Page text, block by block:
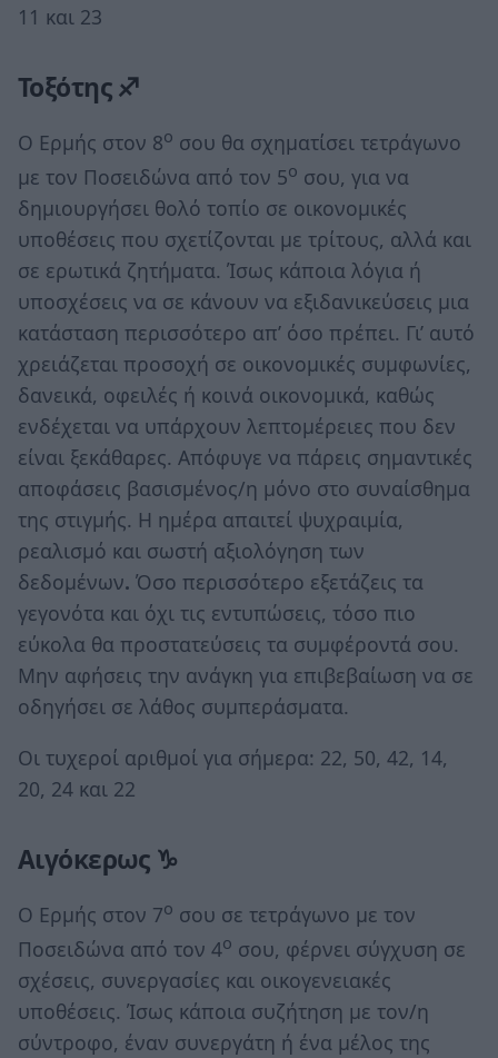
11 και 23
Τοξότης ♐
Ο Ερμής στον 8ο σου θα σχηματίσει τετράγωνο
με τον Ποσειδώνα από τον 5ο σου, για να
δημιουργήσει θολό τοπίο σε οικονομικές
υποθέσεις που σχετίζονται με τρίτους, αλλά και
σε ερωτικά ζητήματα. Ίσως κάποια λόγια ή
υποσχέσεις να σε κάνουν να εξιδανικεύσεις μια
κατάσταση περισσότερο απ’ όσο πρέπει. Γι’ αυτό
χρειάζεται προσοχή σε οικονομικές συμφωνίες,
δανεικά, οφειλές ή κοινά οικονομικά, καθώς
ενδέχεται να υπάρχουν λεπτομέρειες που δεν
είναι ξεκάθαρες. Απόφυγε να πάρεις σημαντικές
αποφάσεις βασισμένος/η μόνο στο συναίσθημα
της στιγμής. Η ημέρα απαιτεί ψυχραιμία,
ρεαλισμό και σωστή αξιολόγηση των
δεδομένων. Όσο περισσότερο εξετάζεις τα
γεγονότα και όχι τις εντυπώσεις, τόσο πιο
εύκολα θα προστατεύσεις τα συμφέροντά σου.
Μην αφήσεις την ανάγκη για επιβεβαίωση να σε
οδηγήσει σε λάθος συμπεράσματα.
Οι τυχεροί αριθμοί για σήμερα: 22, 50, 42, 14,
20, 24 και 22
Αιγόκερως ♑
Ο Ερμής στον 7ο σου σε τετράγωνο με τον
Ποσειδώνα από τον 4ο σου, φέρνει σύγχυση σε
σχέσεις, συνεργασίες και οικογενειακές
υποθέσεις. Ίσως κάποια συζήτηση με τον/η
σύντροφο, έναν συνεργάτη ή ένα μέλος της